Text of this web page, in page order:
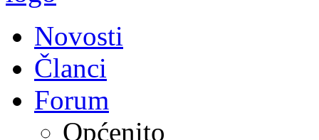
Novosti
Članci
Forum
Općenito